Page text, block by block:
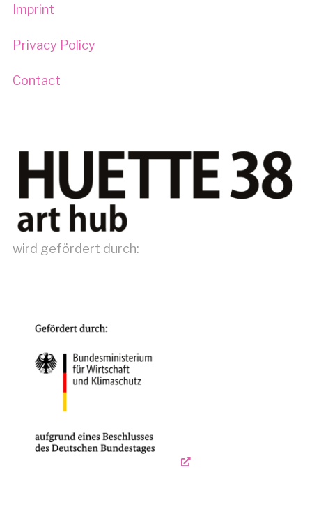
Imprint
Privacy Policy
Contact
wird gefördert durch: